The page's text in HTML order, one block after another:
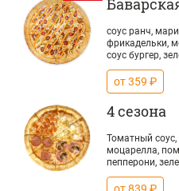
соус ранч,
фрикадельки,
соус бургер,
от 359 ₽
4 сезона
Томатный
моцарелла,
пепперони,
от 839 ₽